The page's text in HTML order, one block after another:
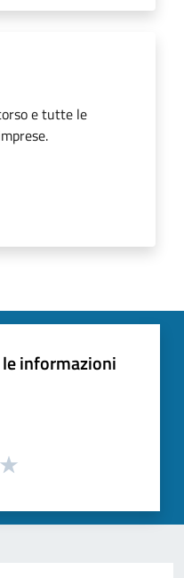
e tutte le
informazioni